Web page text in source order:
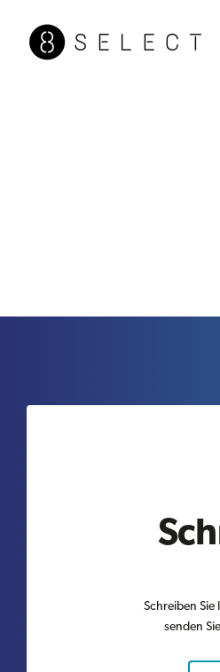
Schreiben
senden